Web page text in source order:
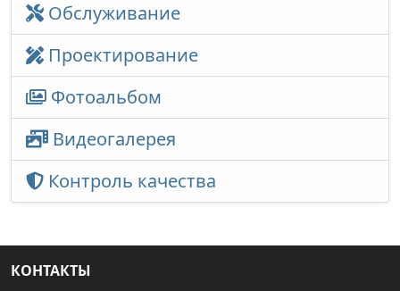
Обслуживание
Проектирование
Фотоальбом
Видеогалерея
Контроль качества
КОНТАКТЫ